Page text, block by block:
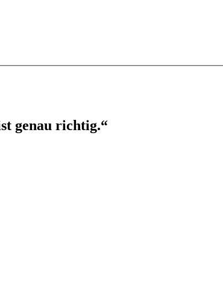
genau richtig.“